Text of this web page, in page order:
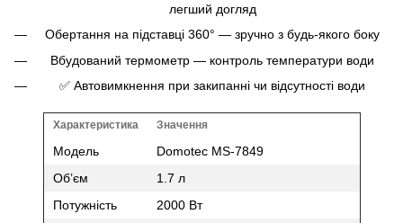
легший догляд
Обертання на підставці 360° — зручно з будь-якого боку
Вбудований термометр — контроль температури води
✅ Автовимкнення при закипанні чи відсутності води
Характеристика Значення
Модель
Domotec MS-7849
Об’єм
1.7 л
Потужність
2000 Вт